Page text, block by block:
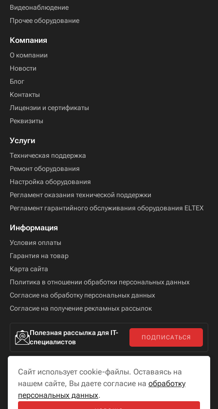
Видеонаблюдение
Прочее оборудование
Компания
О компании
Новости
Блог
Контакты
Лицензии и сертификаты
Реквизиты
Услуги
Техническая поддержка
Ремонт оборудования
Настройка оборудования
Регламент оказания технической поддержки
Регламент гарантийного обслуживания оборудования ELTEX
Информация
Условия оплаты
Гарантия на товар
Карта сайта
Политика в отношении обработки персональных данных
Согласие на обработку персональных данных
Согласие на получение рекламных рассылок
Полезная рассылка для IT-
специалистов
ПОДПИСАТЬСЯ
Мы в соцсетях
Сайт использует cookie-файлы. Оставаясь на
нашем сайте, Вы даете согласие на обработку
персональных данных.